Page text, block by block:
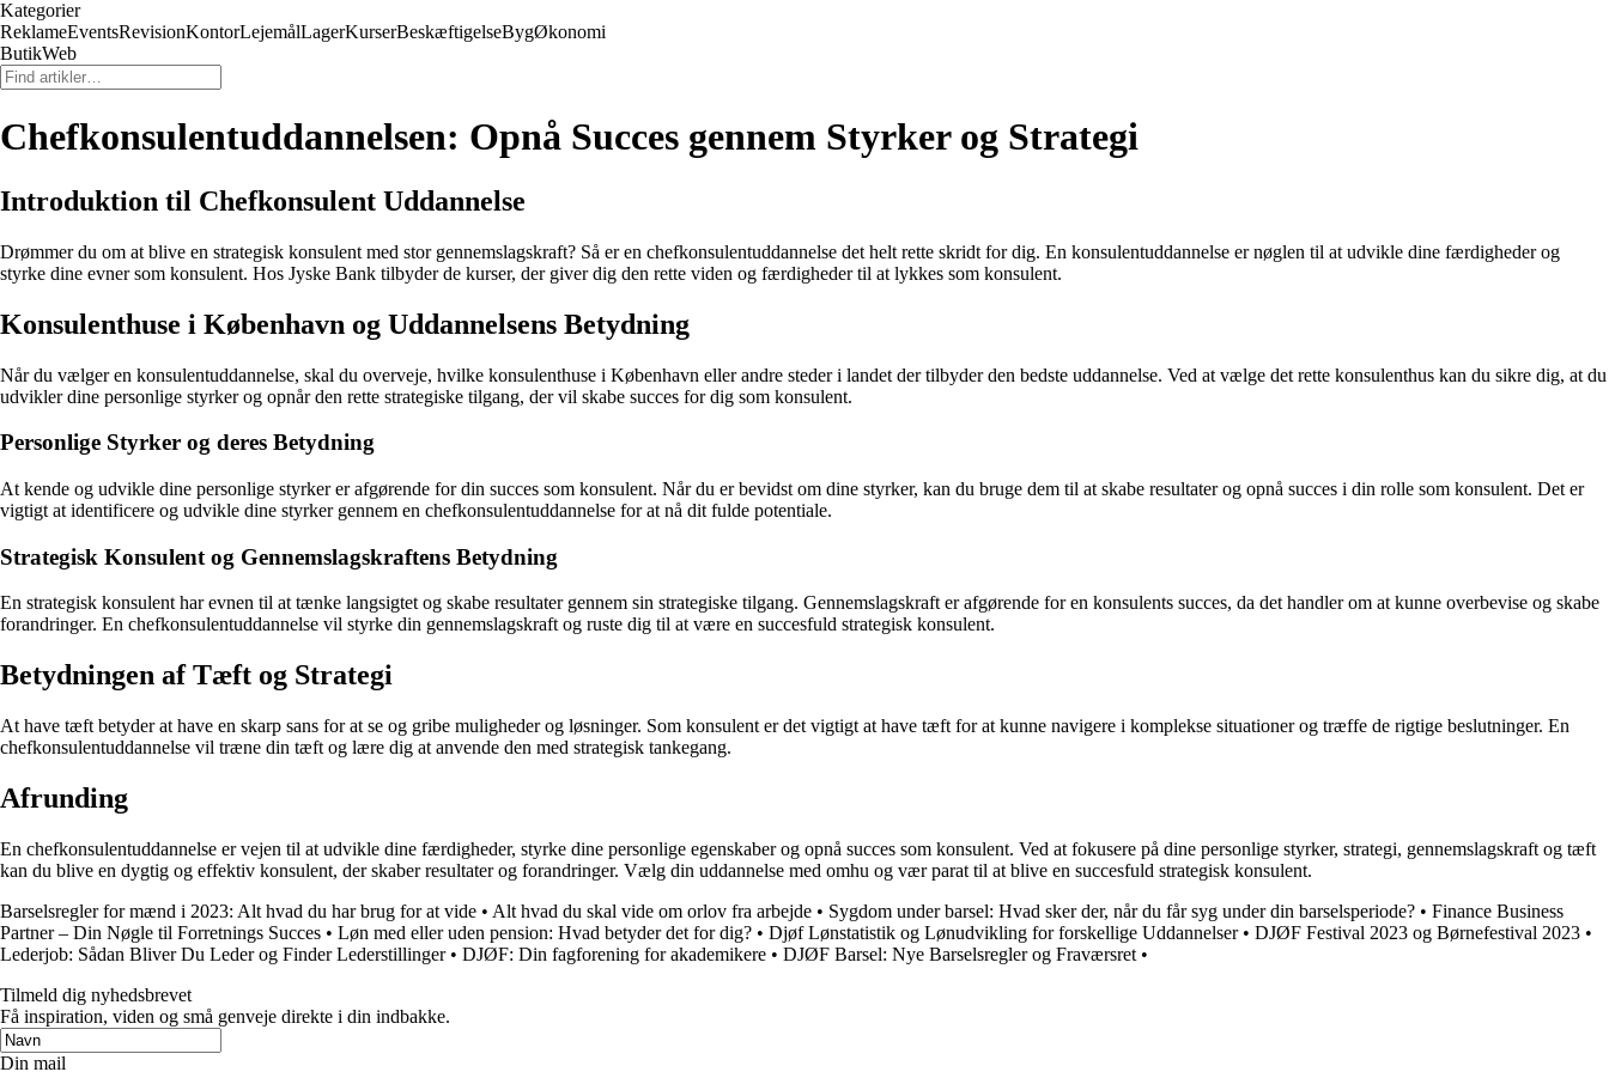
Kategorier
ReklameEventsRevisionKontorLejemålLagerKurserBeskæftigelseBygØkonomi
ButikWeb
Chefkonsulentuddannelsen: Opnå Succes gennem Styrker og Strategi
Introduktion til Chefkonsulent Uddannelse
Drømmer du om at blive en strategisk konsulent med stor gennemslagskraft? Så er en chefkonsulentuddannelse det helt rette skridt for dig. En konsulentuddannelse er nøglen til at udvikle dine færdigheder og
styrke dine evner som konsulent. Hos Jyske Bank tilbyder de kurser, der giver dig den rette viden og færdigheder til at lykkes som konsulent.
Konsulenthuse i København og Uddannelsens Betydning
Når du vælger en konsulentuddannelse, skal du overveje, hvilke konsulenthuse i København eller andre steder i landet der tilbyder den bedste uddannelse. Ved at vælge det rette konsulenthus kan du sikre dig, at du
udvikler dine personlige styrker og opnår den rette strategiske tilgang, der vil skabe succes for dig som konsulent.
Personlige Styrker og deres Betydning
At kende og udvikle dine personlige styrker er afgørende for din succes som konsulent. Når du er bevidst om dine styrker, kan du bruge dem til at skabe resultater og opnå succes i din rolle som konsulent. Det er
vigtigt at identificere og udvikle dine styrker gennem en chefkonsulentuddannelse for at nå dit fulde potentiale.
Strategisk Konsulent og Gennemslagskraftens Betydning
En strategisk konsulent har evnen til at tænke langsigtet og skabe resultater gennem sin strategiske tilgang. Gennemslagskraft er afgørende for en konsulents succes, da det handler om at kunne overbevise og skabe
forandringer. En chefkonsulentuddannelse vil styrke din gennemslagskraft og ruste dig til at være en succesfuld strategisk konsulent.
Betydningen af Tæft og Strategi
At have tæft betyder at have en skarp sans for at se og gribe muligheder og løsninger. Som konsulent er det vigtigt at have tæft for at kunne navigere i komplekse situationer og træffe de rigtige beslutninger. En
chefkonsulentuddannelse vil træne din tæft og lære dig at anvende den med strategisk tankegang.
Afrunding
En chefkonsulentuddannelse er vejen til at udvikle dine færdigheder, styrke dine personlige egenskaber og opnå succes som konsulent. Ved at fokusere på dine personlige styrker, strategi, gennemslagskraft og tæft
kan du blive en dygtig og effektiv konsulent, der skaber resultater og forandringer. Vælg din uddannelse med omhu og vær parat til at blive en succesfuld strategisk konsulent.
Barselsregler for mænd i 2023: Alt hvad du har brug for at vide • Alt hvad du skal vide om orlov fra arbejde • Sygdom under barsel: Hvad sker der, når du får syg under din barselsperiode? • Finance Business
Partner – Din Nøgle til Forretnings Succes • Løn med eller uden pension: Hvad betyder det for dig? • Djøf Lønstatistik og Lønudvikling for forskellige Uddannelser• DJØF Festival 2023 og Børnefestival 2023 •
Lederjob: Sådan Bliver Du Leder og Finder Lederstillinger• DJØF: Din fagforening for akademikere • DJØF Barsel: Nye Barselsregler og Fraværsret •
Tilmeld dig nyhedsbrevet
Få inspiration, viden og små genveje direkte i din indbakke.
Din mail